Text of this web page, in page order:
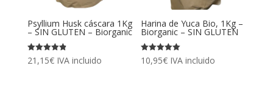
Psyllium Husk cáscara 1Kg
– SIN GLUTEN – Biorganic
Valorado
con
21,15€ IVA incluido
Harina de Yuca Bio, 1Kg –
Biorganic – SIN GLUTEN
Valorado
con
10,95€ IVA incluido